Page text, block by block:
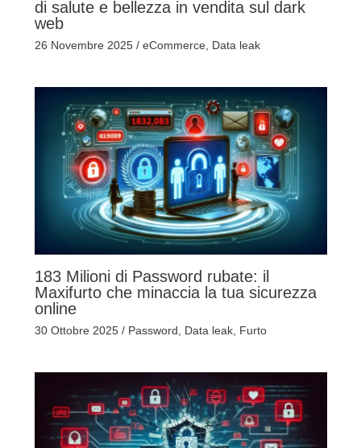
di salute e bellezza in vendita sul dark
web
26 Novembre 2025 / eCommerce, Data leak
183 Milioni di Password rubate: il
Maxifurto che minaccia la tua sicurezza
online
30 Ottobre 2025 / Password Data leak, Furto